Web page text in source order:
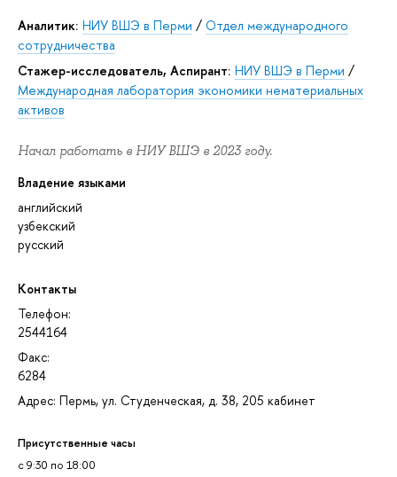
Аналитик: НИУ ВШЭ в Перми / Отдел международного
сотрудничества
Стажер-исследователь, Аспирант: НИУ ВШЭ в Перми /
Международная лаборатория экономики нематериальных
активов
Начал работать в НИУ ВШЭ в 2023 году.
Владение языками
английский
узбекский
русский
Контакты
Телефон:
2544164
Факс:
6284
Адрес: Пермь, ул. Студенческая, д. 38, 205 кабинет
Присутственные часы
с 9:30 по 18:00